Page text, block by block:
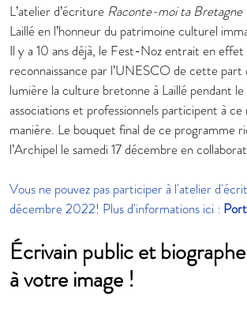
L’atelier d’écriture Raconte-moi ta Bretagne
Laillé en l’honneur du patrimoine culturel
Il y a 10 ans déjà, le Fest-Noz entrait en
reconnaissance par l’UNESCO de cette
lumière la culture bretonne à Laillé pendant
associations et professionnels participent à
manière. Le bouquet final de ce programme
l’Archipel le samedi 17 décembre en
Vous ne pouvez pas participer à l'atelier
décembre 2022! Plus d'informations ici :
Écrivain public et
à votre image !